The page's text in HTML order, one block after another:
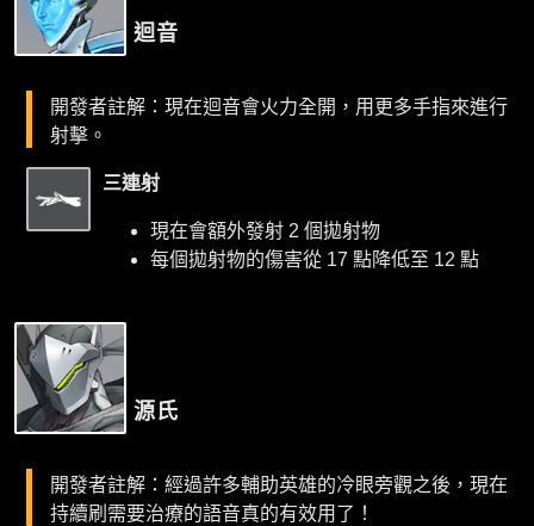
迴音
開發者註解：現在迴音會火力全開，用更多手指來進行
射擊。
三連射
現在會額外發射 2 個拋射物
每個拋射物的傷害從 17 點降低至 12 點
源氏
開發者註解：經過許多輔助英雄的冷眼旁觀之後，現在
持續刷需要治療的語音真的有效用了！